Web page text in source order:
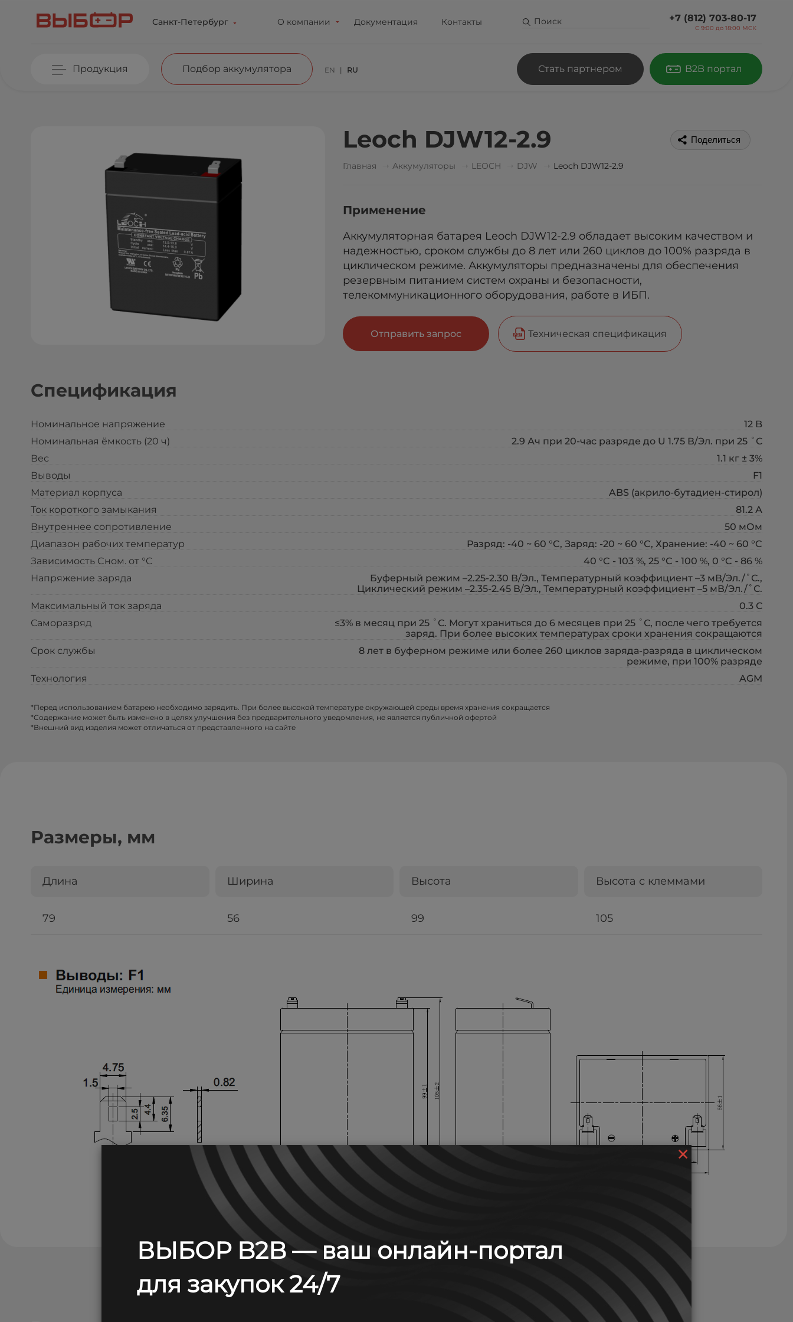
Санкт-Петербург О компании Документация Контакты +7 (812) 703-80-17
С 9:00 до 18:00 МСК
Продукция Подбор аккумулятора EN RU Стать партнером B2B портал
Leoch DJW12-2.9 Поделиться
Главная Аккумуляторы LEOCH DJW Leoch DJW12-2.9
Применение
Аккумуляторная батарея Leoch DJW12-2.9 обладает высоким качеством и
надежностью, сроком службы до 8 лет или 260 циклов до 100% разряда в
циклическом режиме. Аккумуляторы предназначены для обеспечения
резервным питанием систем охраны и безопасности,
телекоммуникационного оборудования, работе в ИБП.
Отправить запрос Техническая спецификация
Спецификация
Номинальное напряжение
12 B
Номинальная ёмкость (20 ч)
2.9 Ач при 20-час разряде до U 1.75 В/Эл. при 25 ˚С
Вес
1.1 кг ± 3%
Выводы
F1
Материал корпуса
ABS (акрило-бутадиен-стирол)
Ток короткого замыкания
81.2 А
Внутреннее сопротивление
50 мОм
Диапазон рабочих температур
Разряд: -40 ~ 60 °C, Заряд: -20 ~ 60 °C, Хранение: -40 ~ 60 °C
Зависимость Cном. от °C
40 °C - 103 %, 25 °C - 100 %, 0 °C - 86 %
Напряжение заряда
Буферный режим –2.25-2.30 В/Эл., Температурный коэффициент –3 мВ/Эл./˚С.,
Циклический режим –2.35-2.45 В/Эл., Температурный коэффициент –5 мВ/Эл./˚С.
Максимальный ток заряда
0.3 С
Саморазряд
≤3% в месяц при 25 ˚С. Могут храниться до 6 месяцев при 25 ˚С, после чего требуется
заряд. При более высоких температурах сроки хранения сокращаются
Срок службы
8 лет в буферном режиме или более 260 циклов заряда-разряда в циклическом
режиме, при 100% разряде
Технология
AGM
*Перед использованием батарею необходимо зарядить. При более высокой температуре окружающей среды время хранения сокращается
*Содержание может быть изменено в целях улучшения без предварительного уведомления, не является публичной офертой
*Внешний вид изделия может отличаться от представленного на сайте
Размеры, мм
Длина Ширина Высота Высота с клеммами
79 56 99 105
×
ВЫБОР B2B — ваш онлайн-портал
для закупок 24/7